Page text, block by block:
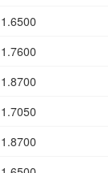
1.6500
1.7600
1.8700
1.7050
1.8700